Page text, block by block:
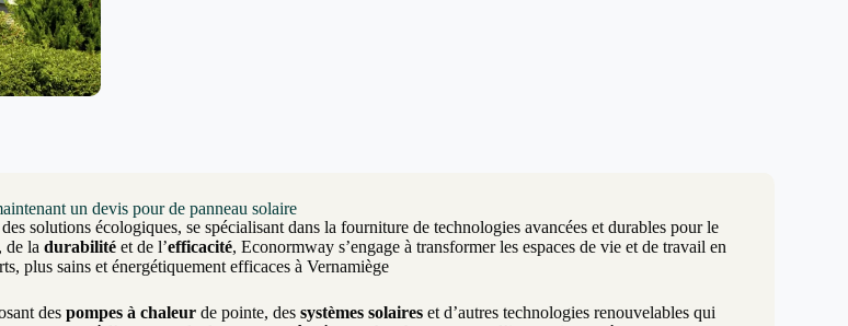
un devis pour de panneau solaire
solutions écologiques, se spécialisant dans la fourniture de technologies avancées et durables pour le
, de la durabilitéet de l’efficacité, Econormway s’engage à transformer les espaces de vie et de travail en
plus sains et énergétiquement efficaces à Vernamiège
des pompes à chaleurde pointe, des systèmes solaireset d’autres technologies renouvelables qui